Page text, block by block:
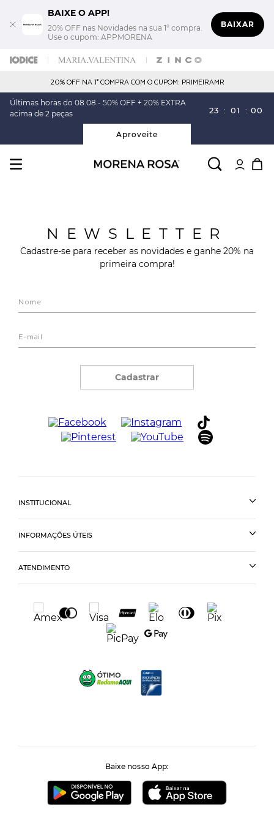
BAIXE O APP!
20% OFF nas Novidades na sua 1° compra.
Use o cupom: APPMORENA
BAIXAR
20% OFF NA 1° COMPRA COM O CUPOM: PRIMEIRAMR
Últimas horas do 08.08 - 50% OFF + 20% EXTRA
acima de 2 peças
23 : 01 : 00
Aproveite
NEWSLETTER
Cadastre-se para receber as novidades e ganhe 20% na
primeira compra!
Cadastrar
INSTITUCIONAL
INFORMAÇÕES ÚTEIS
ATENDIMENTO
Baixe nosso App: